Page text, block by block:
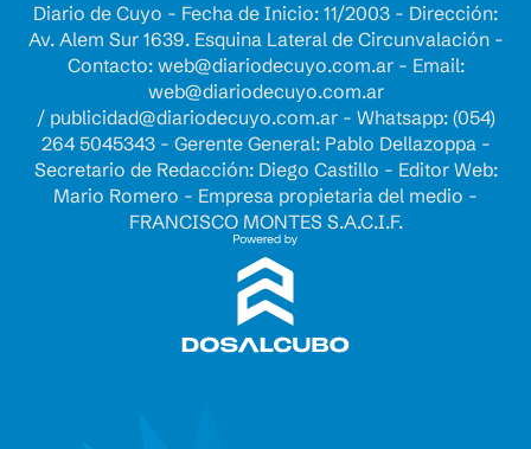
Diario de Cuyo - Fecha de Inicio: 11/2003 - Dirección:
Av. Alem Sur 1639. Esquina Lateral de Circunvalación -
Contacto: web@diariodecuyo.com.ar- Email:
web@diariodecuyo.com.ar
/ publicidad@diariodecuyo.com.ar- Whatsapp: (054)
264 5045343 - Gerente General: Pablo Dellazoppa -
Secretario de Redacción: Diego Castillo - Editor Web:
Mario Romero - Empresa propietaria del medio -
FRANCISCO MONTES S.A.C.I.F.